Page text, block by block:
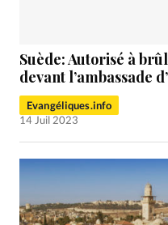
Suède: Autorisé à
devant l’ambassade
Evangéliques.info
14 Juil 2023